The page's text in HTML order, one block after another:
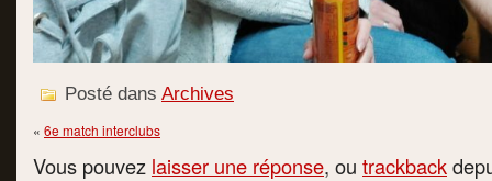
Posté dans Archives
« 6e match interclubs
Vous pouvez laisser une réponse, ou trackback